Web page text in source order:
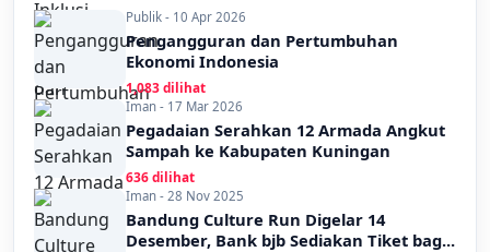
Publik - 10 Apr 2026
Pengangguran dan Pertumbuhan
Ekonomi Indonesia
1,083 dilihat
Iman - 17 Mar 2026
Pegadaian Serahkan 12 Armada Angkut
Sampah ke Kabupaten Kuningan
636 dilihat
Iman - 28 Nov 2025
Bandung Culture Run Digelar 14
Desember, Bank bjb Sediakan Tiket bag...